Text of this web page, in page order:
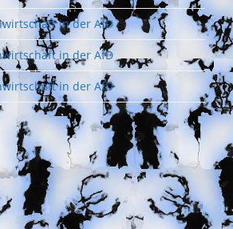
in der AfD
in der AfD
in der AfD